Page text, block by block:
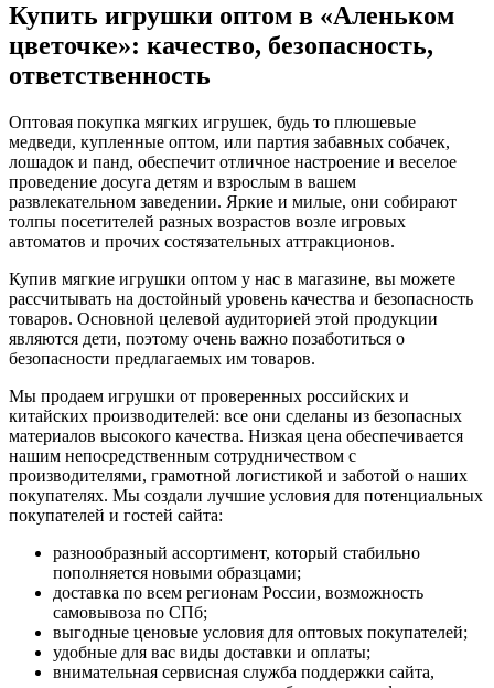
Купить игрушки оптом в «Аленьком
цветочке»: качество, безопасность,
ответственность
Оптовая покупка мягких игрушек, будь то плюшевые
медведи, купленные оптом, или партия забавных собачек,
лошадок и панд, обеспечит отличное настроение и веселое
проведение досуга детям и взрослым в вашем
развлекательном заведении. Яркие и милые, они собирают
толпы посетителей разных возрастов возле игровых
автоматов и прочих состязательных аттракционов.
Купив мягкие игрушки оптом у нас в магазине, вы можете
рассчитывать на достойный уровень качества и безопасность
товаров. Основной целевой аудиторией этой продукции
являются дети, поэтому очень важно позаботиться о
безопасности предлагаемых им товаров.
Мы продаем игрушки от проверенных российских и
китайских производителей: все они сделаны из безопасных
материалов высокого качества. Низкая цена обеспечивается
нашим непосредственным сотрудничеством с
производителями, грамотной логистикой и заботой о наших
покупателях. Мы создали лучшие условия для потенциальных
покупателей и гостей сайта:
разнообразный ассортимент, который стабильно
пополняется новыми образцами;
доставка по всем регионам России, возможность
самовывоза по СПб;
выгодные ценовые условия для оптовых покупателей;
удобные для вас виды доставки и оплаты;
внимательная сервисная служба поддержки сайта,